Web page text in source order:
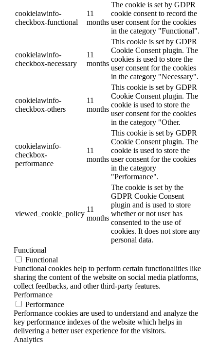
cookielawinfo-
checkbox-functional
11
months
The cookie is set by GDPR
cookie consent to record the
user consent for the cookies
in the category "Functional".
cookielawinfo-
checkbox-necessary
11
months
This cookie is set by GDPR
Cookie Consent plugin. The
cookies is used to store the
user consent for the cookies
in the category "Necessary".
cookielawinfo-
checkbox-others
11
months
This cookie is set by GDPR
Cookie Consent plugin. The
cookie is used to store the
user consent for the cookies
in the category "Other.
cookielawinfo-
checkbox-
performance
11
months
This cookie is set by GDPR
Cookie Consent plugin. The
cookie is used to store the
user consent for the cookies
in the category
"Performance".
viewed_cookie_policy
11
months
The cookie is set by the
GDPR Cookie Consent
plugin and is used to store
whether or not user has
consented to the use of
cookies. It does not store any
personal data.
Functional
Functional
Functional cookies help to perform certain functionalities like
sharing the content of the website on social media platforms,
collect feedbacks, and other third-party features.
Performance
Performance
Performance cookies are used to understand and analyze the
key performance indexes of the website which helps in
delivering a better user experience for the visitors.
Analytics